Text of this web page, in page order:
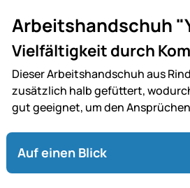
Arbeitshandschuh
Vielfältigkeit durch
Dieser Arbeitshandschuh aus
zusätzlich halb gefüttert,
gut geeignet, um den
Auf einen Blick